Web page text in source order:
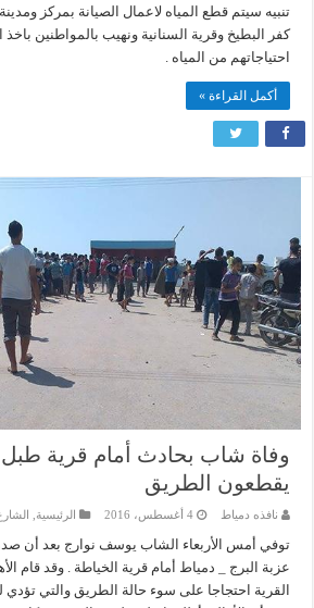
:السبت
قطع
المياه
بدمياط
مغلقة
تنبيه سيتم قطع المياه لاعمال الصيانة بمركز
كفر البطيخ وقرية السنانية ونهيب بالمواطنين باخذ
احتياجاتهم من المياه .
أكمل القراءة »
وفاة شاب بحادث أمام قرية طبل
يقطعون الطريق
نافذه دمياط 4 أغسطس، 2016 الرئيسية,
توفي أمس الأربعاء الشاب يوسف نوارج بعد أن
عزبة البرج _ دمياط أمام قرية الخياطة . وقد قام
القرية احتجاجا على سوء حالة الطريق والتي تؤدي